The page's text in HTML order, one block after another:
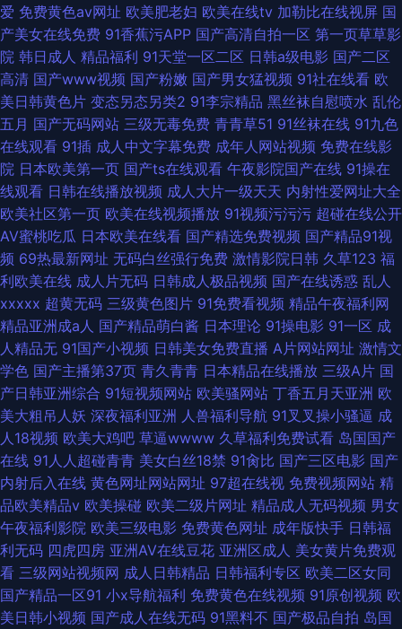
爱 免费黄色av网址 欧美肥老妇 欧美在线tv 加勒比在线视屏 国
产美女在线免费 91香蕉污APP 国产高清自拍一区 第一页草草影
院 韩日成人 精品福利 91天堂一区二区 日韩a级电影 国产二区
高清 国产www视频 国产粉嫩 国产男女猛视频 91社在线看 欧
美日韩黄色片 变态另态另类2 91李宗精品 黑丝袜自慰喷水 乱伦
五月 国产无码网站 三级无毒免费 青青草51 91丝袜在线 91九色
在线观看 91插 成人中文字幕免费 成年人网站视频 免费在线影
院 日本欧美第一页 国产ts在线观看 午夜影院国产在线 91操在
线观看 日韩在线播放视频 成人大片一级天天 内射性爱网址大全
欧美社区第一页 欧美在线视频播放 91视频污污污 超碰在线公开
AV蜜桃吃瓜 日本欧美在线看 国产精选免费视频 国产精品91视
频 69热最新网址 无码白丝强行免费 激情影院日韩 久草123 福
利欧美在线 成人片无码 日韩成人极品视频 国产在线诱惑 乱人
xxxxx 超黄无码 三级黄色图片 91免费看视频 精品午夜福利网
精品亚洲成a人 国产精品萌白酱 日本理论 91操电影 91一区 成
人精品无 91国产小视频 日韩美女免费直播 A片网站网址 激情文
学色 国产主播第37页 青久青青 日本精品在线播放 三级A片 国
产日韩亚洲综合 91短视频网站 欧美骚网站 丁香五月天亚洲 欧
美大粗吊人妖 深夜福利亚洲 人兽福利导航 91叉叉操小骚逼 成
人18视频 欧美大鸡吧 草逼wwww 久草福利免费试看 岛国国产
在线 91人人超碰青青 美女白丝18禁 91肏比 国产三区电影 国产
内射后入在线 黄色网址网站网址 97超在线视 免费视频网站 精
品欧美精品v 欧美操碰 欧美二级片网址 精品成人无码视频 男女
午夜福利影院 欧美三级电影 免费黄色网址 成年版快手 日韩福
利无码 四虎四房 亚洲AV在线豆花 亚洲区成人 美女黄片免费观
看 三级网站视频网 成人日韩精品 日韩福利专区 欧美二区女同
国产精品一区91 小x导航福利 免费黄色在线视频 91原创视频 欧
美日韩小视频 国产成人在线无码 91黑料不 国产极品自拍 岛国